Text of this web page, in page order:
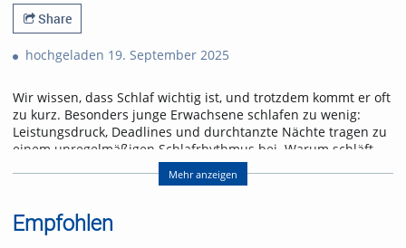
Share
hochgeladen 19. September 2025
Wir wissen, dass Schlaf wichtig ist, und trotzdem kommt er oft
zu kurz. Besonders junge Erwachsene schlafen zu wenig:
Leistungsdruck, Deadlines und durchtanzte Nächte tragen zu
einem unregelmäßigen Schlafrhythmus bei. Warum schläft
der Mensch und wie viel Schlaf ist ausreichend?
uniCROSS sucht Antworten im Schlaflabor. Prof. Kai
Spiegelhalder von der Uniklinik Freiburg ordnet
Mehr anzeigen
Empfohlen